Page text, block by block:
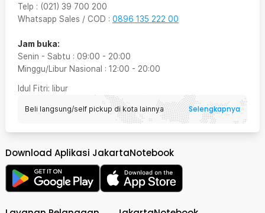
Telp : (021) 39 700 200
Whatsapp Sales / COD : 0896 135 222 00
Jam buka:
Senin - Sabtu : 09:00 - 20:00
Minggu/Libur Nasional : 12:00 - 20:00
Idul Fitri: libur
Beli langsung/self pickup di kota lainnya Selengkapnya
Download Aplikasi JakartaNotebook